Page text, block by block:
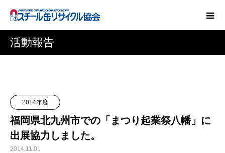
活動報告
2014年度
福岡県北九州市での「まつり起業祭八幡」に
出展協力しました。
2014.11.01